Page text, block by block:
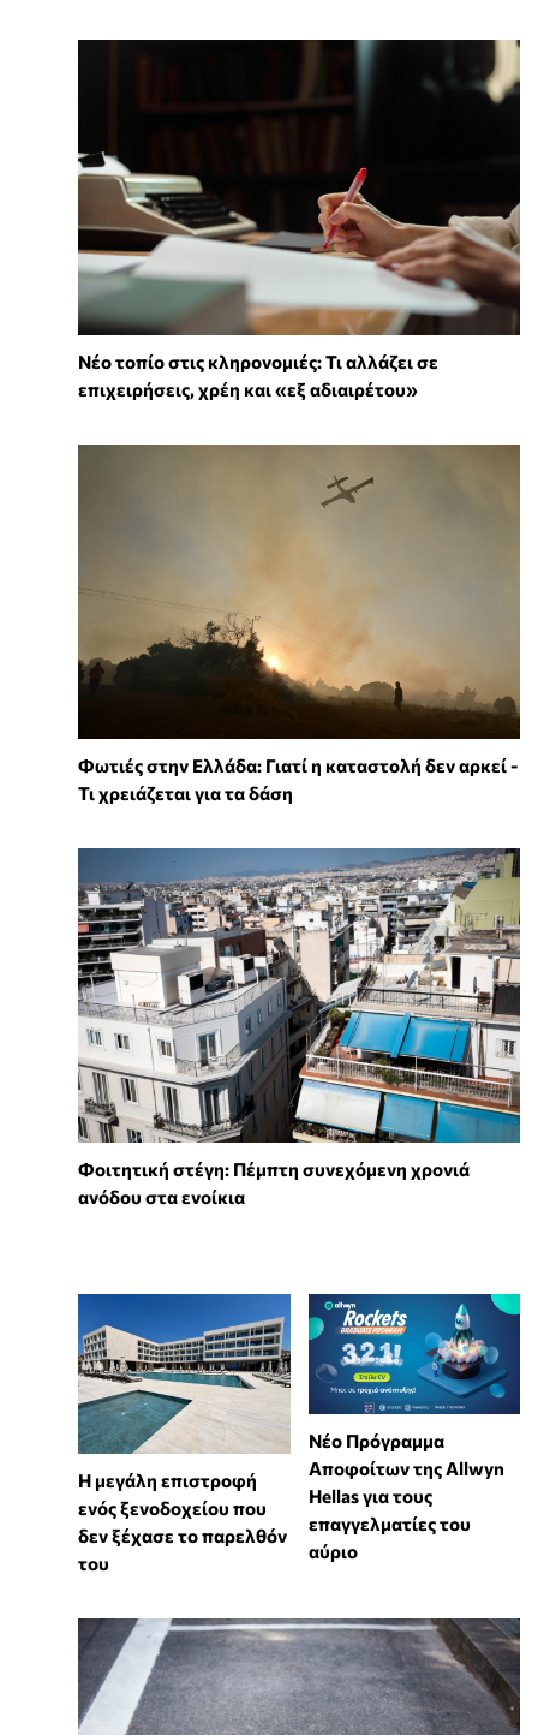
Νέο τοπίο στις κληρονομιές: Τι αλλάζει σε
επιχειρήσεις, χρέη και «εξ αδιαιρέτου»
Φωτιές στην Ελλάδα: Γιατί η καταστολή δεν αρκεί -
Τι χρειάζεται για τα δάση
Φοιτητική στέγη: Πέμπτη συνεχόμενη χρονιά
ανόδου στα ενοίκια
Η μεγάλη επιστροφή
ενός ξενοδοχείου που
δεν ξέχασε το παρελθόν
του
Νέο Πρόγραμμα
Αποφοίτων της Allwyn
Hellas για τους
επαγγελματίες του
αύριο